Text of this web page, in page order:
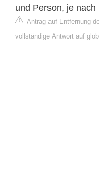
und Person, je
Antrag auf Entfernung
vollständige Antwort auf